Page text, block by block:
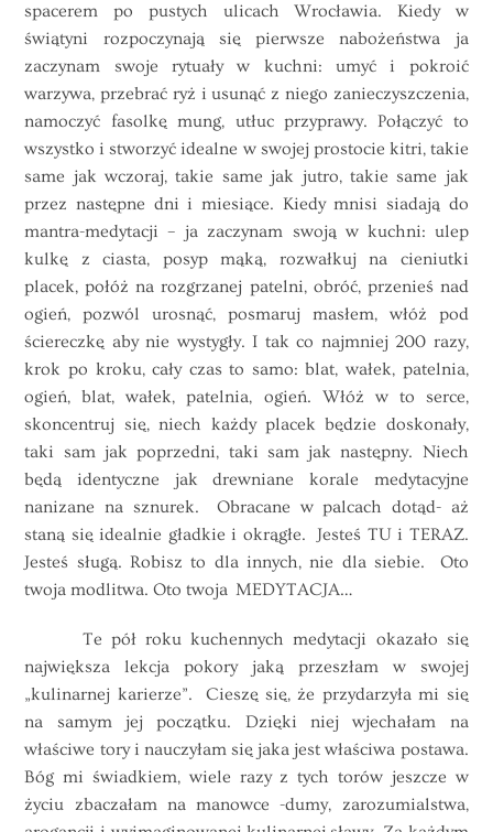
spacerem po pustych ulicach Wrocławia. Kiedy w
świątyni rozpoczynają się pierwsze nabożeństwa ja
zaczynam swoje rytuały w kuchni: umyć i pokroić
warzywa, przebrać ryż i usunąć z niego zanieczyszczenia,
namoczyć fasolkę mung, utłuc przyprawy. Połączyć to
wszystko i stworzyć idealne w swojej prostocie kitri, takie
same jak wczoraj, takie same jak jutro, takie same jak
przez następne dni i miesiące. Kiedy mnisi siadają do
mantra-medytacji – ja zaczynam swoją w kuchni: ulep
kulkę z ciasta, posyp mąką, rozwałkuj na cieniutki
placek, połóż na rozgrzanej patelni, obróć, przenieś nad
ogień, pozwól urosnąć, posmaruj masłem, włóż pod
ściereczkę aby nie wystygły. I tak co najmniej 200 razy,
krok po kroku, cały czas to samo: blat, wałek, patelnia,
ogień, blat, wałek, patelnia, ogień. Włóż w to serce,
skoncentruj się, niech każdy placek będzie doskonały,
taki sam jak poprzedni, taki sam jak następny. Niech
będą identyczne jak drewniane korale medytacyjne
nanizane na sznurek. Obracane w palcach dotąd- aż
staną się idealnie gładkie i okrągłe. Jesteś TU i TERAZ.
Jesteś sługą. Robisz to dla innych, nie dla siebie. Oto
twoja modlitwa. Oto twoja MEDYTACJA…
Te pół roku kuchennych medytacji okazało się
największa lekcja pokory jaką przeszłam w swojej
„kulinarnej karierze”. Cieszę się, że przydarzyła mi się
na samym jej początku. Dzięki niej wjechałam na
właściwe tory i nauczyłam się jaka jest właściwa postawa.
Bóg mi świadkiem, wiele razy z tych torów jeszcze w
życiu zbaczałam na manowce -dumy, zarozumialstwa,